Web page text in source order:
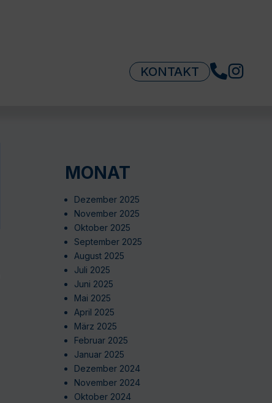
KONTAKT
MONAT
Dezember 2025
November 2025
Oktober 2025
September 2025
August 2025
Juli 2025
Juni 2025
Mai 2025
April 2025
März 2025
Februar 2025
Januar 2025
Dezember 2024
November 2024
Oktober 2024